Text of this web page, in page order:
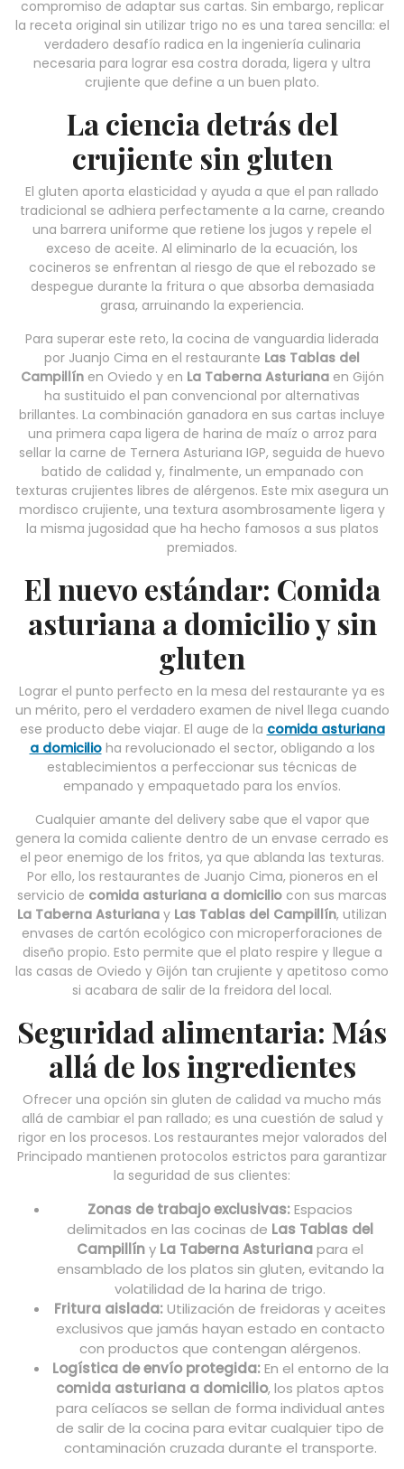
compromiso de adaptar sus cartas. Sin embargo, replicar
la receta original sin utilizar trigo no es una tarea sencilla: el
verdadero desafío radica en la ingeniería culinaria
necesaria para lograr esa costra dorada, ligera y ultra
crujiente que define a un buen plato.
La ciencia detrás del
crujiente sin gluten
El gluten aporta elasticidad y ayuda a que el pan rallado
tradicional se adhiera perfectamente a la carne, creando
una barrera uniforme que retiene los jugos y repele el
exceso de aceite. Al eliminarlo de la ecuación, los
cocineros se enfrentan al riesgo de que el rebozado se
despegue durante la fritura o que absorba demasiada
grasa, arruinando la experiencia.
Para superar este reto, la cocina de vanguardia liderada
por Juanjo Cima en el restaurante Las Tablas del
Campillínen Oviedo y en La Taberna Asturianaen Gijón
ha sustituido el pan convencional por alternativas
brillantes. La combinación ganadora en sus cartas incluye
una primera capa ligera de harina de maíz o arroz para
sellar la carne de Ternera Asturiana IGP, seguida de huevo
batido de calidad y, finalmente, un empanado con
texturas crujientes libres de alérgenos. Este mix asegura un
mordisco crujiente, una textura asombrosamente ligera y
la misma jugosidad que ha hecho famosos a sus platos
premiados.
El nuevo estándar: Comida
asturiana a domicilio y sin
gluten
Lograr el punto perfecto en la mesa del restaurante ya es
un mérito, pero el verdadero examen de nivel llega cuando
ese producto debe viajar. El auge de la comida asturiana
a domicilioha revolucionado el sector, obligando a los
establecimientos a perfeccionar sus técnicas de
empanado y empaquetado para los envíos.
Cualquier amante del delivery sabe que el vapor que
genera la comida caliente dentro de un envase cerrado es
el peor enemigo de los fritos, ya que ablanda las texturas.
Por ello, los restaurantes de Juanjo Cima, pioneros en el
servicio de comida asturiana a domicilio con sus marcas
La Taberna Asturiana y Las Tablas del Campillín, utilizan
envases de cartón ecológico con microperforaciones de
diseño propio. Esto permite que el plato respire y llegue a
las casas de Oviedo y Gijón tan crujiente y apetitoso como
si acabara de salir de la freidora del local.
Seguridad alimentaria: Más
allá de los ingredientes
Ofrecer una opción sin gluten de calidad va mucho más
allá de cambiar el pan rallado; es una cuestión de salud y
rigor en los procesos. Los restaurantes mejor valorados del
Principado mantienen protocolos estrictos para garantizar
la seguridad de sus clientes:
Zonas de trabajo exclusivas:Espacios
delimitados en las cocinas de Las Tablas del
Campillíny La Taberna Asturianapara el
ensamblado de los platos sin gluten, evitando la
volatilidad de la harina de trigo.
Fritura aislada:Utilización de freidoras y aceites
exclusivos que jamás hayan estado en contacto
con productos que contengan alérgenos.
Logística de envío protegida:En el entorno de la
comida asturiana a domicilio, los platos aptos
para celíacos se sellan de forma individual antes
de salir de la cocina para evitar cualquier tipo de
contaminación cruzada durante el transporte.